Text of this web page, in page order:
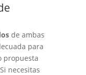
de ambas
para
propuesta
necesitas